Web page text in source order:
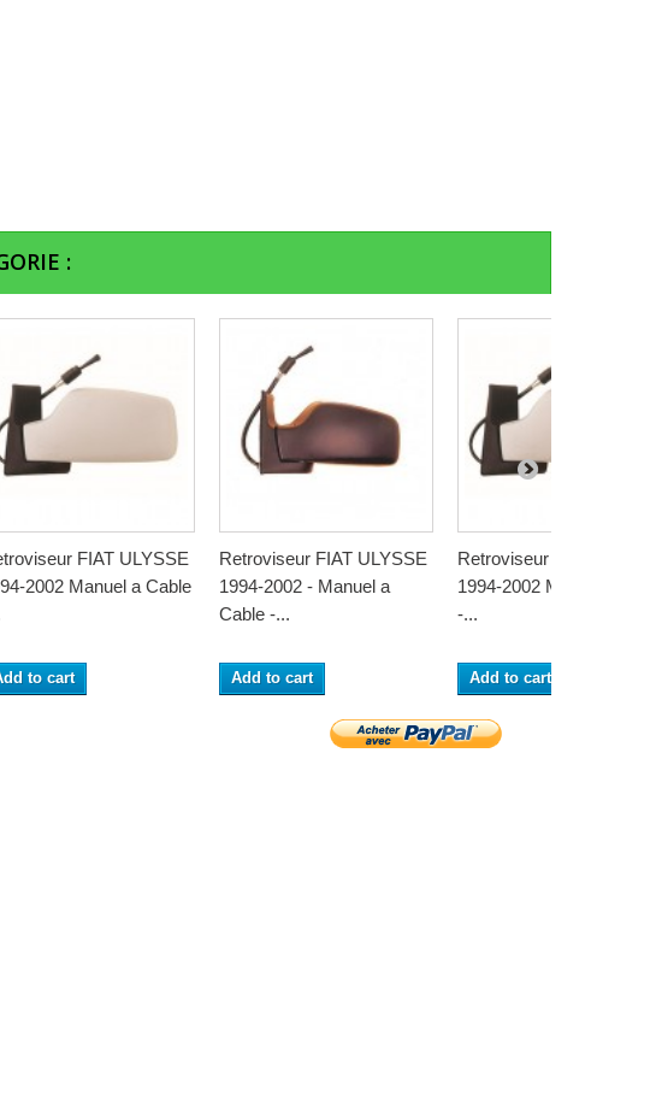
:
FIAT ULYSSE
2002 Manuel a Cable
to cart
Retroviseur FIAT ULYSSE
1994-2002 - Manuel a
Cable -...
Add to cart
Retroviseur FIAT
1994-2002 Manuel a
-...
Add to cart